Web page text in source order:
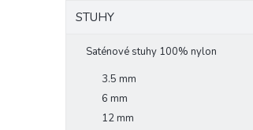
STUHY
Saténové stuhy 100% nylon
3.5 mm
6 mm
12 mm